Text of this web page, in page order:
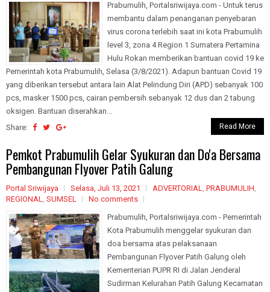
Prabumulih, Portalsriwijaya.com - Untuk terus
membantu dalam penanganan penyebaran
virus corona terlebih saat ini kota Prabumulih
level 3, zona 4 Region 1 Sumatera Pertamina
Hulu Rokan memberikan bantuan covid 19 ke
Pemerintah kota Prabumulih, Selasa (3/8/2021). Adapun bantuan Covid 19
yang diberikan tersebut antara lain Alat Pelindung Diri (APD) sebanyak 100
pcs, masker 1500 pcs, cairan pembersih sebanyak 12 dus dan 2 tabung
oksigen. Bantuan diserahkan...
Share:
Read More
Pemkot Prabumulih Gelar Syukuran dan Do'a Bersama
Pembangunan Flyover Patih Galung
Portal Sriwijaya Selasa, Juli 13, 2021 ADVERTORIAL, PRABUMULIH,
REGIONAL, SUMSEL
No comments
Prabumulih, Portalsriwijaya.com - Pemerintah
Kota Prabumulih menggelar syukuran dan
doa bersama atas pelaksanaan
Pembangunan Flyover Patih Galung oleh
Kementerian PUPR RI di Jalan Jenderal
Sudirman Kelurahan Patih Galung Kecamatan